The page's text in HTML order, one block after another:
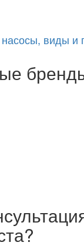
виды и